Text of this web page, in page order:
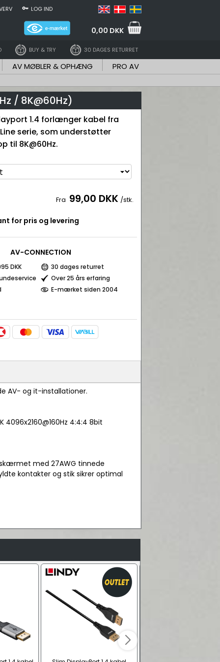
LOG IND
0,00 DKK
BUY & TRY 30 DAGES RETURRET
AV MØBLER & OPHÆNG PRO AV
/ 8K@60Hz)
1.4 forlænger kabel fra
serie, som understøtter
til 8K@60Hz.
Fra 99,00 DKK /stk.
for pris og levering
AV-CONNECTION
DKK
30 dages returret
Over 25 års erfaring
E-mærket siden 2004
AV- og it-installationer.
4096x2160@160Hz 4:4:4 8bit
med 27AWG tinnede
kontakter og stik sikrer optimal